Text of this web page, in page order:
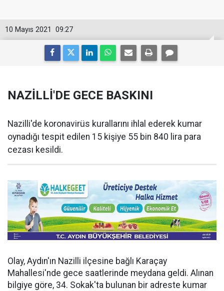
09:27
10 Mayıs 2021
NAZİLLİ'DE GECE BASKINI
Nazilli'de koronavirüs kurallarını ihlal ederek kumar
oynadığı tespit edilen 15 kişiye 55 bin 840 lira para
cezası kesildi.
Olay, Aydın'ın Nazilli ilçesine bağlı Karaçay
Mahallesi'nde gece saatlerinde meydana geldi. Alınan
bilgiye göre, 34. Sokak'ta bulunan bir adreste kumar